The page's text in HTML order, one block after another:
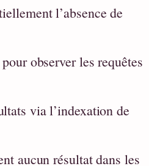
l’absence de
observer les requêtes
via l’indexation de
aucun résultat dans les